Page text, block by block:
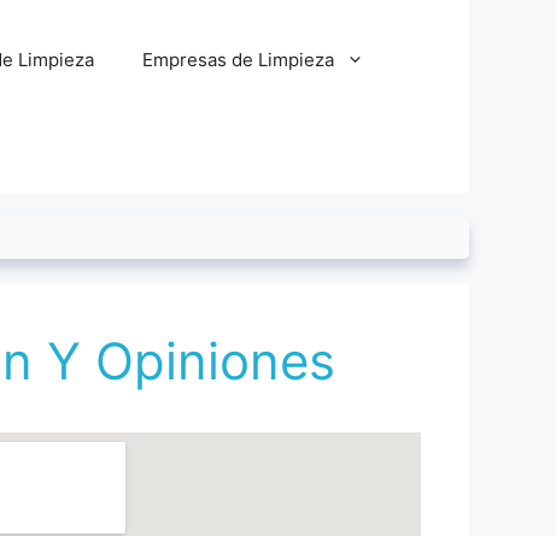
Limpieza Empresas de Limpieza
Y Opiniones